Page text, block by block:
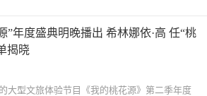
”年度盛典明晚播出 希林娜依·高 任“桃
揭晓
大型文旅体验节目《我的桃花源》第二季年度